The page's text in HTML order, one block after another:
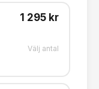
1 295 kr
Välj antal